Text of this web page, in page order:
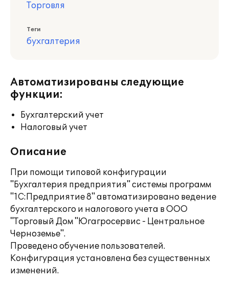
Торговля
Теги
бухгалтерия
Автоматизированы следующие
функции:
Бухгалтерский учет
Налоговый учет
Описание
При помощи типовой конфигурации
"Бухгалтерия предприятия" системы программ
"1С:Предприятие 8" автоматизировано ведение
бухгалтерского и налогового учета в ООО
"Торговый Дом "Югагросервис - Центральное
Черноземье".
Проведено обучение пользователей.
Конфигурация установлена без существенных
изменений.